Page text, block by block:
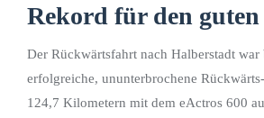
Rekord für den
Der Rückwärtsfahrt nach Halberstadt war
erfolgreiche, ununterbrochene
124,7 Kilometern mit dem eActros 600